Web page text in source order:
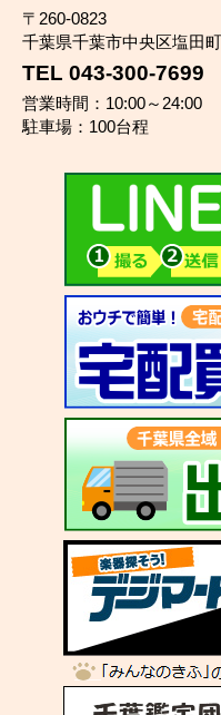
〒260-0823
千葉県千葉市中央区塩田
TEL 043-300-7699
営業時間：10:00～24:00
駐車場：100台程